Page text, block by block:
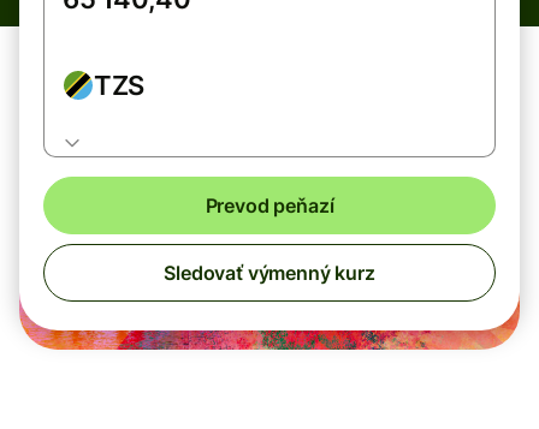
TZS
Prevod peňazí
Sledovať výmenný kurz